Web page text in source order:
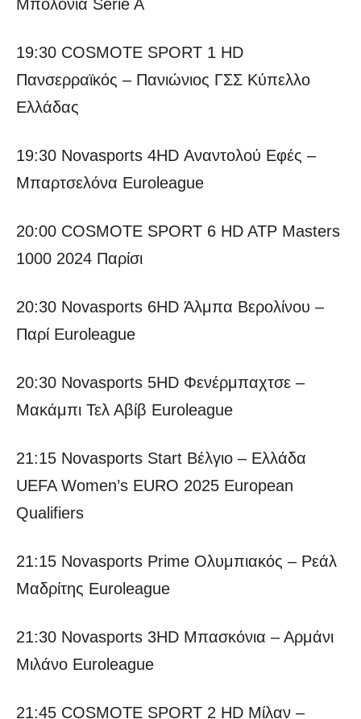
Μπολόνια Serie A
19:30 COSMOTE SPORT 1 HD
Πανσερραϊκός – Πανιώνιος ΓΣΣ Κύπελλο
Ελλάδας
19:30 Novasports 4HD Αναντολού Εφές –
Μπαρτσελόνα Euroleague
20:00 COSMOTE SPORT 6 HD ATP Masters
1000 2024 Παρίσι
20:30 Novasports 6HD Άλμπα Βερολίνου –
Παρί Euroleague
20:30 Novasports 5HD Φενέρμπαχτσε –
Μακάμπι Τελ Αβίβ Euroleague
21:15 Novasports Start Βέλγιο – Ελλάδα
UEFA Women’s EURO 2025 European
Qualifiers
21:15 Novasports Prime Ολυμπιακός – Ρεάλ
Μαδρίτης Euroleague
21:30 Novasports 3HD Μπασκόνια – Αρμάνι
Μιλάνο Euroleague
21:45 COSMOTE SPORT 2 HD Μίλαν –